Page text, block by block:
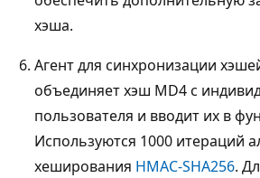
хэша.
Агент для синхронизации
объединяет хэш MD4 с
пользователя и вводит их в
Используются 1000 итераций
хеширования HMAC-SHA256.